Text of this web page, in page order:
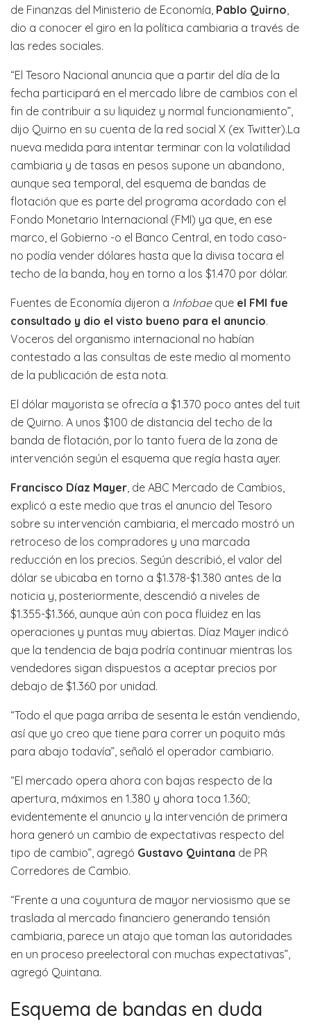
de Finanzas del Ministerio de Economía, Pablo Quirno
dio a conocer el giro en la política cambiaria a través de
las redes sociales.
“El Tesoro Nacional anuncia que a partir del día de la
fecha participará en el mercado libre de cambios con el
fin de contribuir a su liquidez y normal funcionamiento”,
dijo Quirno en su cuenta de la red social X (ex Twitter).La
nueva medida para intentar terminar con la volatilidad
cambiaria y de tasas en pesos supone un abandono,
aunque sea temporal, del esquema de bandas de
flotación que es parte del programa acordado con el
Fondo Monetario Internacional (FMI) ya que, en ese
marco, el Gobierno -o el Banco Central, en todo caso-
no podía vender dólares hasta que la divisa tocara el
techo de la banda, hoy en torno a los $1.470 por dólar.
Fuentes de Economía dijeron a Infobaeque el FMI fue
consultado y dio el visto bueno para el anuncio.
Voceros del organismo internacional no habían
contestado a las consultas de este medio al momento
de la publicación de esta nota.
El dólar mayorista se ofrecía a $1.370 poco antes del tuit
de Quirno. A unos $100 de distancia del techo de la
banda de flotación, por lo tanto fuera de la zona de
intervención según el esquema que regía hasta ayer.
Francisco Díaz Mayer , de ABC Mercado de Cambios,
explicó a este medio que tras el anuncio del Tesoro
sobre su intervención cambiaria, el mercado mostró un
retroceso de los compradores y una marcada
reducción en los precios. Según describió, el valor del
dólar se ubicaba en torno a $1.378-$1.380 antes de la
noticia y, posteriormente, descendió a niveles de
$1.355-$1.366, aunque aún con poca fluidez en las
operaciones y puntas muy abiertas. Díaz Mayer indicó
que la tendencia de baja podría continuar mientras los
vendedores sigan dispuestos a aceptar precios por
debajo de $1.360 por unidad.
“Todo el que paga arriba de sesenta le están vendiendo,
así que yo creo que tiene para correr un poquito más
para abajo todavía”, señaló el operador cambiario.
“El mercado opera ahora con bajas respecto de la
apertura, máximos en 1.380 y ahora toca 1.360;
evidentemente el anuncio y la intervención de primera
hora generó un cambio de expectativas respecto del
tipo de cambio”, agregó Gustavo Quintana de PR
Corredores de Cambio.
“Frente a una coyuntura de mayor nerviosismo que se
traslada al mercado financiero generando tensión
cambiaria, parece un atajo que toman las autoridades
en un proceso preelectoral con muchas expectativas”,
agregó Quintana.
Esquema de bandas en duda